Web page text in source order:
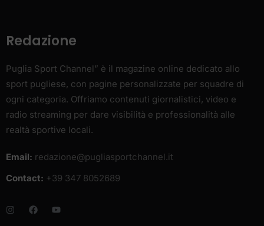
Redazione
Puglia Sport Channel” è il magazine online dedicato allo
sport pugliese, con pagine personalizzate per squadre di
ogni categoria. Offriamo contenuti giornalistici, video e
radio streaming per dare visibilità e professionalità alle
realtà sportive locali.
Email: redazione@pugliasportchannel.it
Contact: +39 347 8052689